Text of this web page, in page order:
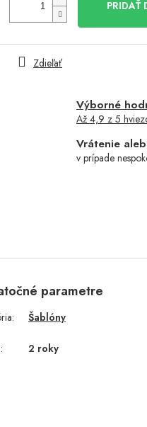
PRIDAŤ
Výborné
Až 4,9 z 5
Vrátenie
v prípade
Zdieľať
parametre
: Šablóny
: 2 roky